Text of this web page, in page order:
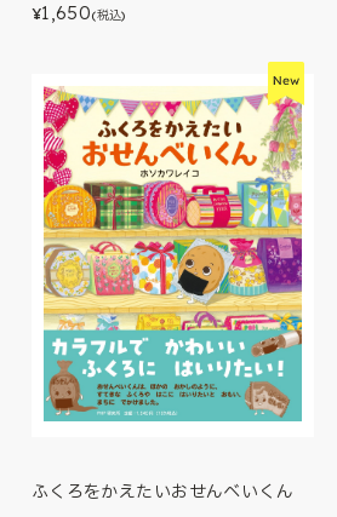
¥1,650(税込)
ふくろをかえたいおせんべいくん